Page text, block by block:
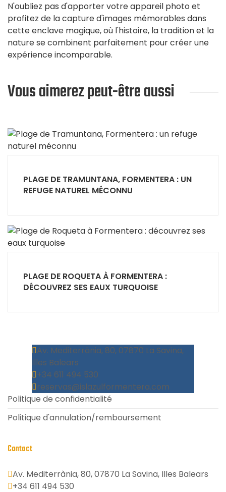
N'oubliez pas d'apporter votre appareil photo et
profitez de la capture d'images mémorables dans
cette enclave magique, où l'histoire, la tradition et la
nature se combinent parfaitement pour créer une
expérience incomparable.
Vous aimerez peut-être aussi
PLAGE DE TRAMUNTANA, FORMENTERA : UN
REFUGE NATUREL MÉCONNU
PLAGE DE ROQUETA À FORMENTERA :
DÉCOUVREZ SES EAUX TURQUOISE
Av. Mediterrània, 80, 07870 La Savina,
Illes Balears
+34 611 494 530
reservas@islazulformentera.com
Politique de confidentialité
Politique d'annulation/remboursement
Contact
Av. Mediterrània, 80, 07870 La Savina, Illes Balears
+34 611 494 530